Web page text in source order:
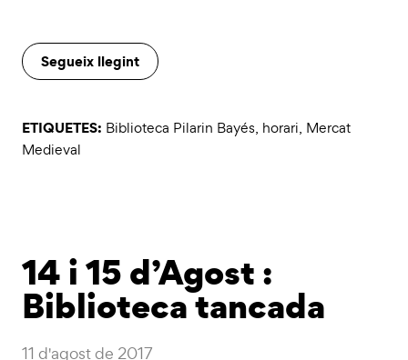
Segueix llegint
ETIQUETES: Biblioteca Pilarin Bayés, horari, Mercat
Medieval
14 i 15 d’Agost :
Biblioteca tancada
11 d'agost de 2017